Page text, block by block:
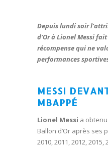
Depuis lundi soir
d’Or à Lionel Messi
récompense qui ne
performances
MESSI
MBAPPÉ
Lionel Messi a
Ballon d’Or après ses
2010, 2011, 2012, 2015,